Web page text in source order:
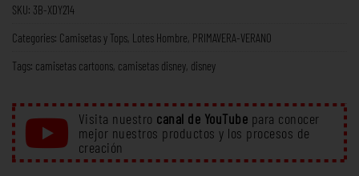
SKU: 3B-XDY214
Categories: Camisetas y Tops Lotes Hombre PRIMAVERA-VERANO
Tags: camisetas cartoons camisetas disney disney
Visita nuestro canal de YouTube para conocer
mejor nuestros productos y los procesos de
creación